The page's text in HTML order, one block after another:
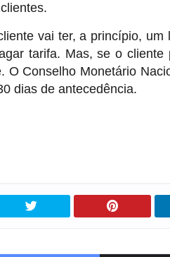
vai ter, a princípio,
tarifa. Mas, se o
O Conselho Monetário
dias de antecedência.